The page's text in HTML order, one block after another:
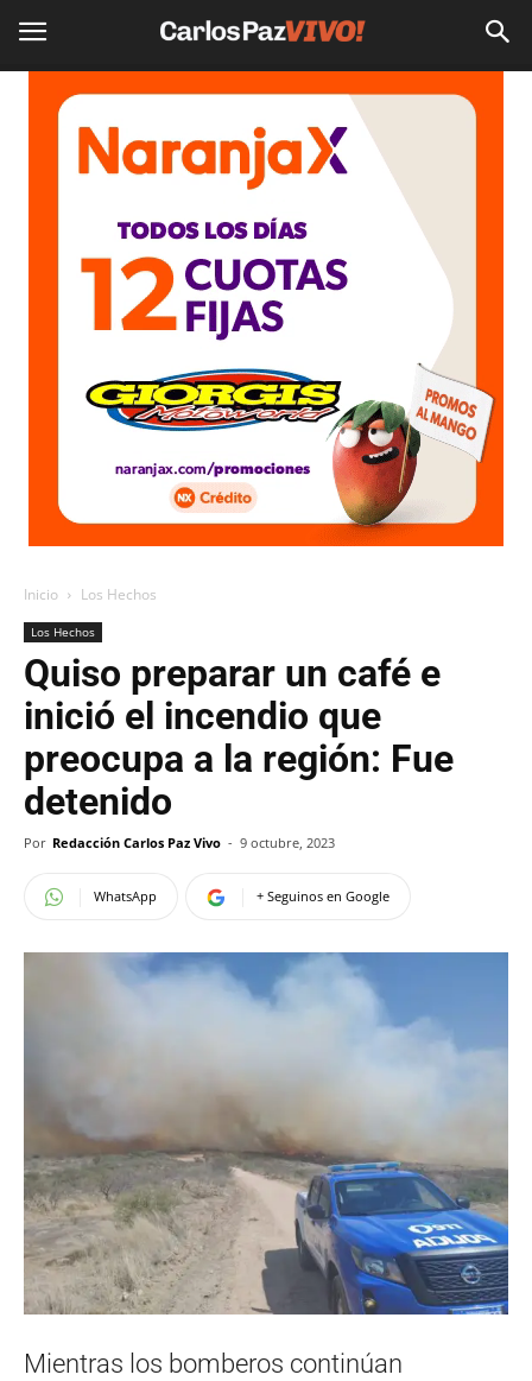
Inicio Los Hechos
Los Hechos
Quiso preparar un café e
inició el incendio que
preocupa a la región: Fue
detenido
Por Redacción Carlos Paz Vivo - 9 octubre, 2023
WhatsApp + Seguinos en Google
Mientras los bomberos continúan